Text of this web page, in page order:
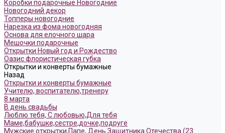
Коробки подарочные Новогодние
Новогодний декор
Топперы новогодние
Нарезка из фома новогодняя
Основа для елочного шара
Мешочки подарочные
Открытки Новый год и Рождество
Оазис флористическая губка
Открытки и конверты бумажные
Назад
Открытки и конверты бумажные
Учителю, воспитателю,тренеру
8 марта
В день свадьбы
Люблю тебя, С любовью,Для тебя
Маме,бабушке,сестре,дочке,подруге
Мужские открытки,Папе, День Защитника Отечества (23